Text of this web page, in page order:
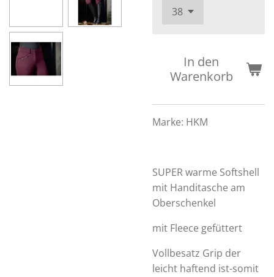
In den
Warenkorb
Marke: HKM
SUPER warme Softshell
mit Handitasche am
Oberschenkel
mit Fleece gefüttert
Vollbesatz Grip der
leicht haftend ist-somit